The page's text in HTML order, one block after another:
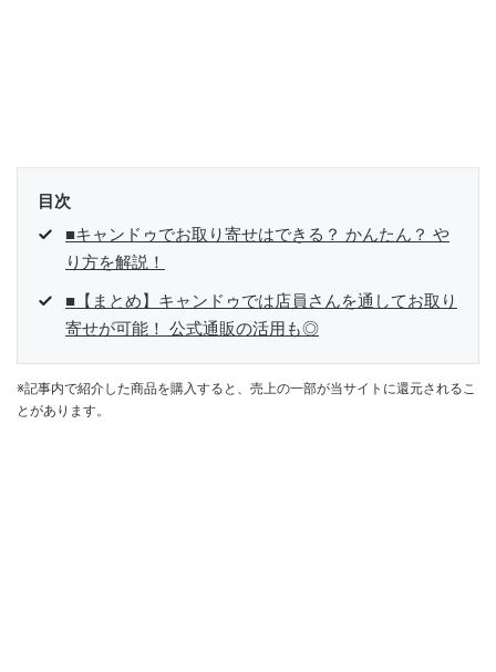
目次
■キャンドゥでお取り寄せはできる？ かんたん？ や
り方を解説！
■【まとめ】キャンドゥでは店員さんを通してお取り
寄せが可能！ 公式通販の活用も◎
※記事内で紹介した商品を購入すると、売上の一部が当サイトに還元されるこ
とがあります。